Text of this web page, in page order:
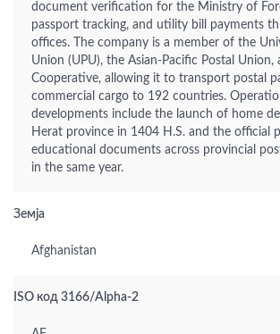
document verification for the Ministry of
passport tracking, and utility bill payments
offices. The company is a member of the
Union (UPU), the Asian-Pacific Postal Union,
Cooperative, allowing it to transport postal
commercial cargo to 192 countries.
developments include the launch of home
Herat province in 1404 H.S. and the official
educational documents across provincial
in the same year.
Земја
Afghanistan
ISO код 3166/Alpha-2